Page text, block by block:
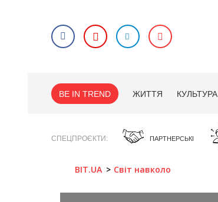
BE IN TREND ЖИТТЯ КУЛЬТУРА
СПЕЦПРОЄКТИ ПАРТНЕРСЬКІ
BIT.UA Світ навколо